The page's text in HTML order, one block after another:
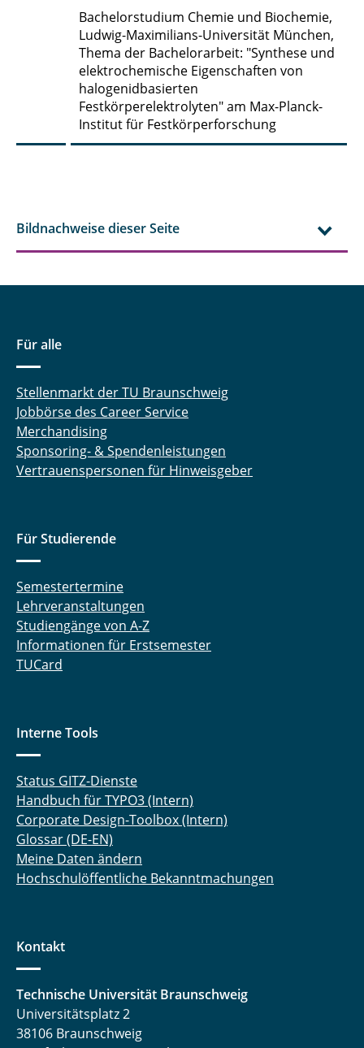
Manuel Heck, M. Sc.
Detlev Hille
Mahsa Hokmabadi, M. Sc.
Nina Hommola
Dimitri Ivanov, M. Sc.
Dr. Nathiya Kalidas
Dr.-Ing. Ingo Kampen
Erik Kariger
Fabisch Kilonzi, M. Sc.
Ben Kohlhaas, Apotheker
Alexander Krause, M. Sc.
Jan-Michael Kröhnke
Nane Kühn, M. Sc.
Matthias Künne
Isabelle Kuhr, M. Sc.
Sandhya Kumar, M. Sc.
Johannes Lang, M. Sc.
Frank Guido Lehne, M. Sc.
Bachelorstudium Chemie und Biochemie,
Ludwig-Maximilians-Universität München,
Thema der Bachelorarbeit: "Synthese und
elektrochemische Eigenschaften von
halogenidbasierten
Festkörperelektrolyten" am Max-Planck-
Institut für Festkörperforschung
Bildnachweise dieser Seite
Für alle
Stellenmarkt der TU Braunschweig
Jobbörse des Career Service
Merchandising
Sponsoring- & Spendenleistungen
Vertrauenspersonen für Hinweisgeber
Für Studierende
Semestertermine
Lehrveranstaltungen
Studiengänge von A-Z
Informationen für Erstsemester
TUCard
Interne Tools
Status GITZ-Dienste
Handbuch für TYPO3 (Intern)
Corporate Design-Toolbox (Intern)
Glossar (DE-EN)
Meine Daten ändern
Hochschulöffentliche Bekanntmachungen
Kontakt
Technische Universität Braunschweig
Universitätsplatz 2
38106 Braunschweig